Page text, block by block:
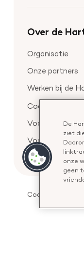
Over de
Organisatie
Onze partners
Werken bij de
Voor de pers
Voor de
Cookies
De
ziet
onze
geen